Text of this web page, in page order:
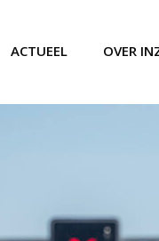
ACTUEEL OVER